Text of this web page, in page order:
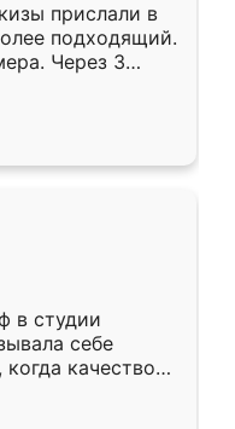
прислали в
подходящий.
Через 3
Остались
Ренессанс
в студии
себе
качеством
уже почти